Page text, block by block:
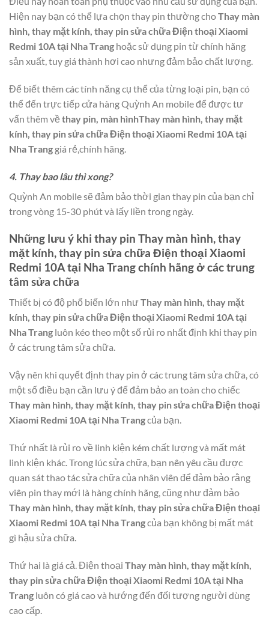
Hiện nay bạn có thể lựa chọn thay pin thường choThay màn
hình, thay mặt kính, thay pin sửa chữa Điện thoại Xiaomi
Redmi 10A tại Nha Trang hoặc sử dụng pin từ chính hãng
sản xuất, tuy giá thành hơi cao nhưng đảm bảo chất lượng.
Để biết thêm các tính năng cụ thể của từng loại pin, bạn có
thể đến trực tiếp cửa hàng Quỳnh An mobile để được tư
vấn thêm về thay pin, màn hìnhThay màn hình, thay mặt
kính, thay pin sửa chữa Điện thoại Xiaomi Redmi 10A tại
Nha Trang giá rẻ,chính hãng.
4. Thay bao lâu thì xong?
Quỳnh An mobile sẽ đảm bảo thời gian thay pin của bạn chỉ
trong vòng 15-30 phút và lấy liền trong ngày.
Những lưu ý khi thay pin Thay màn hình, thay
mặt kính, thay pin sửa chữa Điện thoại Xiaomi
Redmi 10A tại Nha Trangchính hãng ở các trung
tâm sửa chữa
Thiết bị có độ phổ biến lớn nhưThay màn hình, thay mặt
kính, thay pin sửa chữa Điện thoại Xiaomi Redmi 10A tại
Nha Trang luôn kéo theo một số rủi ro nhất định khi thay pin
ở các trung tâm sửa chữa.
Vậy nên khi quyết định thay pin ở các trung tâm sửa chữa, có
một số điều bạn cần lưu ý để đảm bảo an toàn cho chiếc
Thay màn hình, thay mặt kính, thay pin sửa chữa Điện thoại
Xiaomi Redmi 10A tại Nha Trangcủa bạn.
Thứ nhất là rủi ro về linh kiện kém chất lượng và mất mát
linh kiện khác. Trong lúc sửa chữa, bạn nên yêu cầu được
quan sát thao tác sửa chữa của nhân viên để đảm bảo rằng
viên pin thay mới là hàng chính hãng, cũng như đảm bảo
Thay màn hình, thay mặt kính, thay pin sửa chữa Điện thoại
Xiaomi Redmi 10A tại Nha Trangcủa bạn không bị mất mát
gì hậu sửa chữa.
Thứ hai là giá cả. Điện thoại Thay màn hình, thay mặt kính,
thay pin sửa chữa Điện thoại Xiaomi Redmi 10A tại Nha
Trang luôn có giá cao và hướng đến đối tượng người dùng
cao cấp.